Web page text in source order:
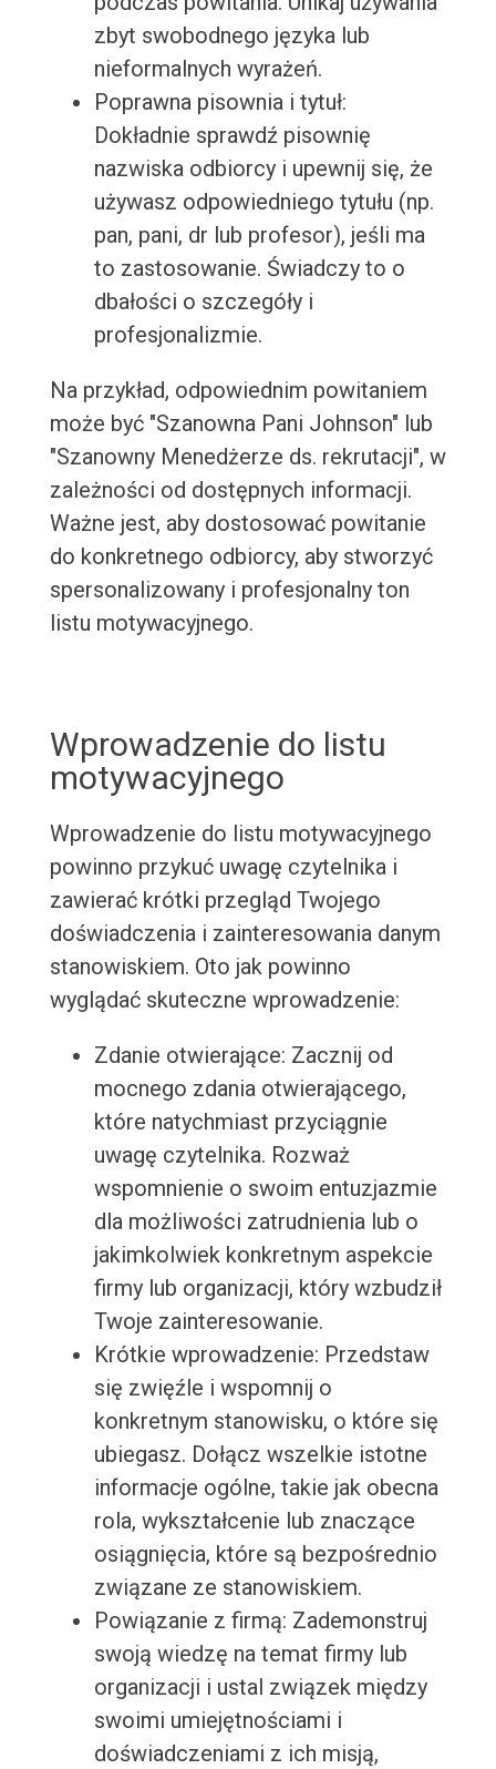
zbyt swobodnego języka lub
nieformalnych wyrażeń.
Poprawna pisownia i tytuł:
Dokładnie sprawdź pisownię
nazwiska odbiorcy i upewnij się, że
używasz odpowiedniego tytułu (np.
pan, pani, dr lub profesor), jeśli ma
to zastosowanie. Świadczy to o
dbałości o szczegóły i
profesjonalizmie.
Na przykład, odpowiednim powitaniem
może być "Szanowna Pani Johnson" lub
"Szanowny Menedżerze ds. rekrutacji", w
zależności od dostępnych informacji.
Ważne jest, aby dostosować powitanie
do konkretnego odbiorcy, aby stworzyć
spersonalizowany i profesjonalny ton
listu motywacyjnego.
Wprowadzenie do listu
motywacyjnego
Wprowadzenie do listu motywacyjnego
powinno przykuć uwagę czytelnika i
zawierać krótki przegląd Twojego
doświadczenia i zainteresowania danym
stanowiskiem. Oto jak powinno
wyglądać skuteczne wprowadzenie:
Zdanie otwierające: Zacznij od
mocnego zdania otwierającego,
które natychmiast przyciągnie
uwagę czytelnika. Rozważ
wspomnienie o swoim entuzjazmie
dla możliwości zatrudnienia lub o
jakimkolwiek konkretnym aspekcie
firmy lub organizacji, który wzbudził
Twoje zainteresowanie.
Krótkie wprowadzenie: Przedstaw
się zwięźle i wspomnij o
konkretnym stanowisku, o które się
ubiegasz. Dołącz wszelkie istotne
informacje ogólne, takie jak obecna
rola, wykształcenie lub znaczące
osiągnięcia, które są bezpośrednio
związane ze stanowiskiem.
Powiązanie z firmą: Zademonstruj
swoją wiedzę na temat firmy lub
organizacji i ustal związek między
swoimi umiejętnościami i
doświadczeniami z ich misją,